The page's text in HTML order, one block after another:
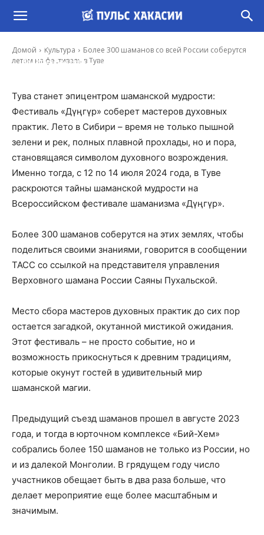
Домой Культура
Более 300 шаманов со всей России соберутся
летом на фестиваль в Туве
Валерия Радеева - 15 Янв, 2024 8:35
Тува станет эпицентром шаманской мудрости:
Фестиваль «Дүңгүр» соберет мастеров духовных
практик. Лето в Сибири – время не только пышной
зелени и рек, полных плавной прохлады, но и пора,
становящаяся символом духовного возрождения.
Именно тогда, с 12 по 14 июля 2024 года, в Туве
раскроются тайны шаманской мудрости на
Всероссийском фестивале шаманизма «Дүңгүр».
Более 300 шаманов соберутся на этих землях, чтобы
поделиться своими знаниями, говорится в сообщении
ТАСС со ссылкой на представителя управления
Верховного шамана России Саяны Пухальской.
Место сбора мастеров духовных практик до сих пор
остается загадкой, окутанной мистикой ожидания.
Этот фестиваль – не просто событие, но и
возможность прикоснуться к древним традициям,
которые окунут гостей в удивительный мир
шаманской магии.
Предыдущий съезд шаманов прошел в августе 2023
года, и тогда в юрточном комплексе «Бий-Хем»
собрались более 150 шаманов не только из России, но
и из далекой Монголии. В грядущем году число
участников обещает быть в два раза больше, что
делает мероприятие еще более масштабным и
значимым.